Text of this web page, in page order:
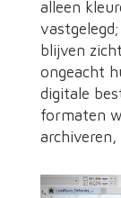
alleen
blijven
ongeacht
digitale
formaten